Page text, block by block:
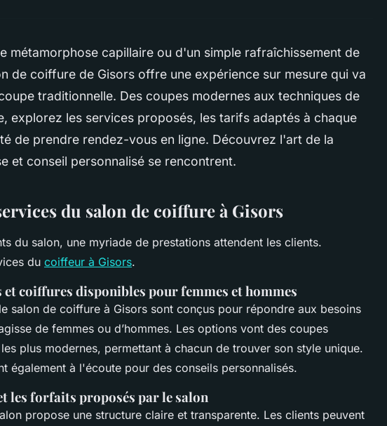
métamorphose capillaire ou d'un simple rafraîchissement de
de coiffure de Gisors offre une expérience sur mesure qui va
traditionnelle. Des coupes modernes aux techniques de
explorez les services proposés, les tarifs adaptés à chaque
de prendre rendez-vous en ligne. Découvrez l'art de la
et conseil personnalisé se rencontrent.
du salon de coiffure à Gisors
du salon, une myriade de prestations attendent les clients.
du coiffeur à Gisors.
et coiffures disponibles pour femmes et hommes
salon de coiffure à Gisors sont conçus pour répondre aux besoins
de femmes ou d’hommes. Les options vont des coupes
plus modernes, permettant à chacun de trouver son style unique.
également à l'écoute pour des conseils personnalisés.
les forfaits proposés par le salon
propose une structure claire et transparente. Les clients peuvent